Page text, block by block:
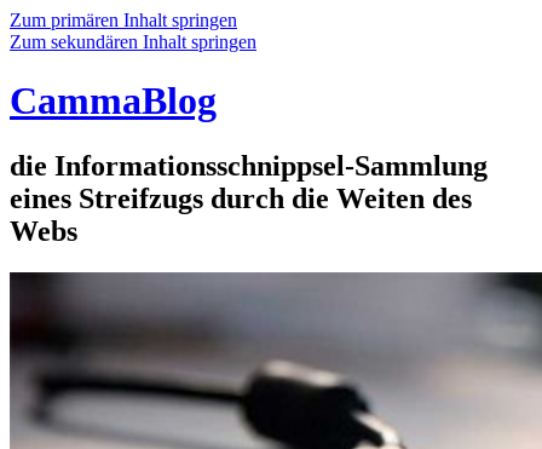
Zum primären Inhalt springen
Zum sekundären Inhalt springen
CammaBlog
die Informationsschnippsel-Sammlung
eines Streifzugs durch die Weiten des
Webs